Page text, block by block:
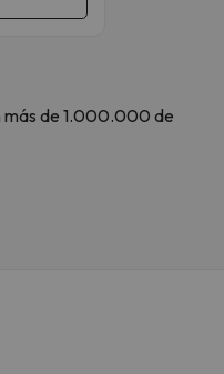
más de 1.000.000 de